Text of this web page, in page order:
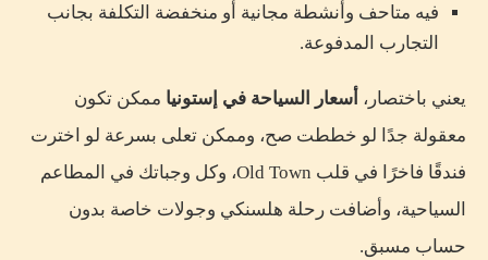
فيه متاحف وأنشطة مجانية أو منخفضة التكلفة بجانب
التجارب المدفوعة.
يعني باختصار، أسعار السياحة في إستونيا ممكن تكون
معقولة جدًا لو خططت صح، وممكن تعلى بسرعة لو اخترت
فندقًا فاخرًا في قلب Old Town، وكل وجباتك في المطاعم
السياحية، وأضافت رحلة هلسنكي وجولات خاصة بدون
حساب مسبق.